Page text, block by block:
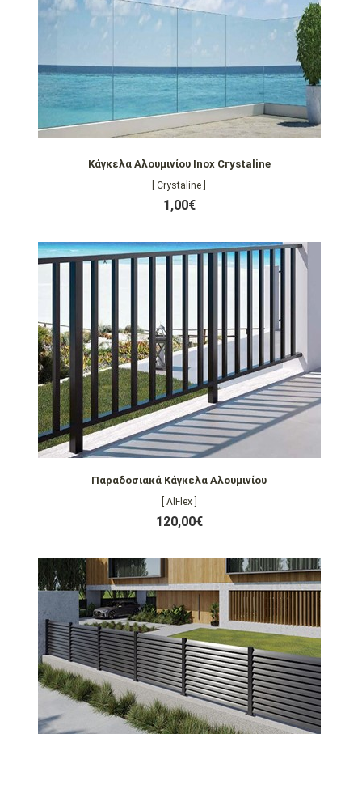
Κάγκελα Αλουμινίου Inox Crystaline
[ Crystaline ]
1,00€
Παραδοσιακά Κάγκελα Αλουμινίου
[ AlFlex ]
120,00€